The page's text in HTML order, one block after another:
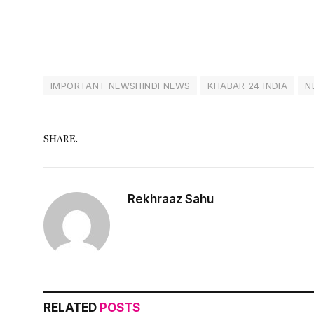
IMPORTANT NEWSHINDI NEWS KHABAR 24 INDIA
SHARE.
Rekhraaz Sahu
RELATED POSTS